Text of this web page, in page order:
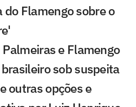
do Flamengo sobre o
e Flamengo
sob suspeita
outras opções e